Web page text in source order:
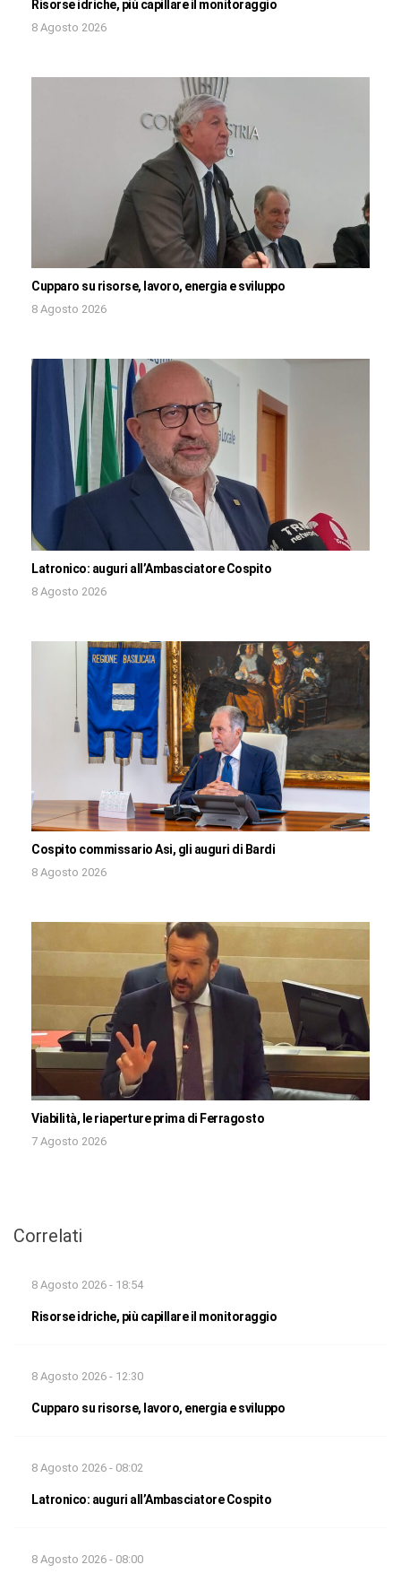
Risorse idriche, più capillare il monitoraggio
8 Agosto 2026
Cupparo su risorse, lavoro, energia e sviluppo
8 Agosto 2026
Latronico: auguri all’Ambasciatore Cospito
8 Agosto 2026
Cospito commissario Asi, gli auguri di Bardi
8 Agosto 2026
Viabilità, le riaperture prima di Ferragosto
7 Agosto 2026
Correlati
8 Agosto 2026 - 18:54
Risorse idriche, più capillare il monitoraggio
8 Agosto 2026 - 12:30
Cupparo su risorse, lavoro, energia e sviluppo
8 Agosto 2026 - 08:02
Latronico: auguri all’Ambasciatore Cospito
8 Agosto 2026 - 08:00